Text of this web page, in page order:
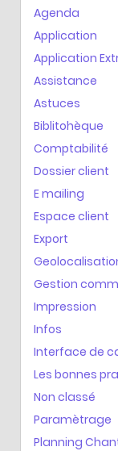
Agenda
Application
Application
Assistance
Astuces
Biblitohèque
Comptabilité
Dossier client
E mailing
Espace client
Export
Gestion
Impression
Infos
Interface de
Les bonnes
Non classé
Paramètrage
Planning